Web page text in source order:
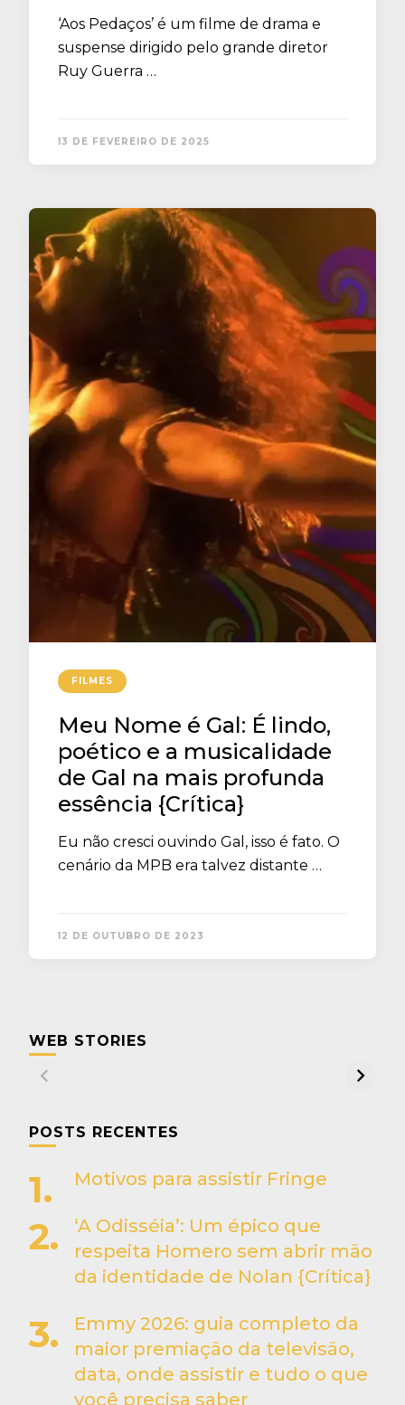
‘Aos Pedaços’ é um filme de drama e
suspense dirigido pelo grande diretor
Ruy Guerra …
13 DE FEVEREIRO DE 2025
FILMES
Meu Nome é Gal: É lindo,
poético e a musicalidade
de Gal na mais profunda
essência {Crítica}
Eu não cresci ouvindo Gal, isso é fato. O
cenário da MPB era talvez distante …
12 DE OUTUBRO DE 2023
WEB STORIES
POSTS RECENTES
Motivos para assistir Fringe
‘A Odisséia’: Um épico que
respeita Homero sem abrir mão
da identidade de Nolan {Crítica}
Emmy 2026: guia completo da
maior premiação da televisão,
data, onde assistir e tudo o que
você precisa saber